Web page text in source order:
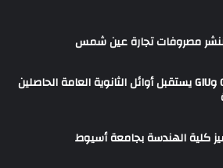
رئيس مجلس أمناء GUC وGIU يستقبل أوائل الثانوية العامة الحاصلين
كلية الهندسة بجامعة أسيوط